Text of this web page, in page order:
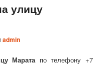
улицу
admin
Маратапо телефону +7